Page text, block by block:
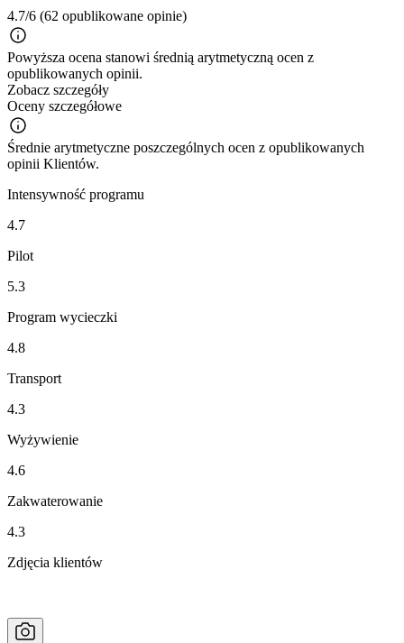
4.7/6 (62 opublikowane opinie)
Powyższa ocena stanowi średnią arytmetyczną ocen z
opublikowanych opinii.
Zobacz szczegóły
Oceny szczegółowe
Średnie arytmetyczne poszczególnych ocen z opublikowanych
opinii Klientów.
Intensywność programu
4.7
Pilot
5.3
Program wycieczki
4.8
Transport
4.3
Wyżywienie
4.6
Zakwaterowanie
4.3
Zdjęcia klientów